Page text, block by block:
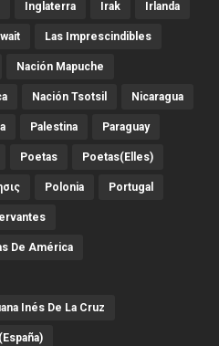
Inglaterra Irak Irlanda
Las Imprescindibles
Nación Mapuche
Nación Tsotsil Nicaragua
Palestina Paraguay
Poetas Poetas(Elles)
Polonia Portugal
De América
Inés De La Cruz